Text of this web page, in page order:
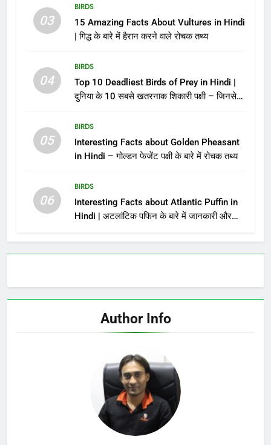
03
BIRDS
15 Amazing Facts About Vultures in Hindi
| गिद्ध के बारे में हैरान करने वाले रोचक तथ्य
04
BIRDS
Top 10 Deadliest Birds of Prey in Hindi |
दुनिया के 10 सबसे खतरनाक शिकारी पक्षी – जिनसे
05
BIRDS
Interesting Facts about Golden Pheasant
in Hindi – गोल्डन फेजेंट पक्षी के बारे में रोचक तथ्य
06
BIRDS
Interesting Facts about Atlantic Puffin in
Hindi | अटलांटिक पफिन के बारे में जानकारी और
Author Info